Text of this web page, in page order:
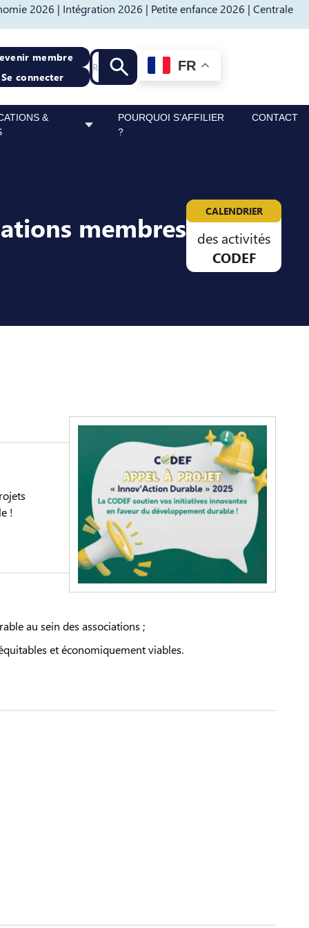
2026 | Intégration 2026 | Petite enfance 2026 | Centrale
membre
Se connecter
Recherche
Lancer la recherche
FR
&
POURQUOI S’AFFILIER
?
CONTACT
membres CALENDRIER
des activités
CODEF
!
au sein des associations ;
et économiquement viables.